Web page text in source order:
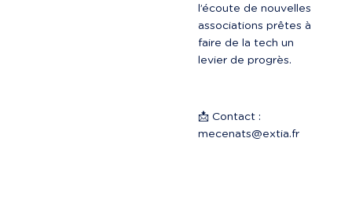
l’écoute de nouvelles
associations prêtes à
faire de la tech un
levier de progrès.
📩 Contact :
mecenats@extia.fr